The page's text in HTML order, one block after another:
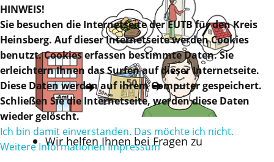
Wir helfen Ihnen bei Fragen zu
HINWEIS!
Sie besuchen die Internetseite der EUTB für den Kreis
Heinsberg. Auf dieser Internetseite werden Cookies
benutzt. Cookies erfassen bestimmte Daten. Sie
erleichtern Ihnen das Surfen auf dieser Internetseite.
Diese Daten werden auf ihrem Computer gespeichert.
Schließen Sie die Internetseite, werden diese Daten
wieder gelöscht.
Ich bin damit einverstanden. Das möchte ich nicht.
Weitere Informationen Impressum